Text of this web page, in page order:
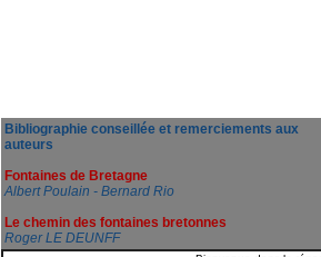
Bibliographie conseillée et remerciements aux
auteurs
Fontaines de Bretagne
Albert Poulain - Bernard Rio
Le chemin des fontaines bretonnes
Roger LE DEUNFF